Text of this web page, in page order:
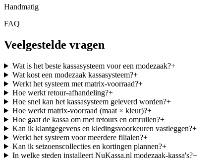
Handmatig
FAQ
Veelgestelde vragen
Wat is het beste kassasysteem voor een modezaak?+
Wat kost een modezaak kassasysteem?+
Werkt het systeem met matrix-voorraad?+
Hoe werkt retour-afhandeling?+
Hoe snel kan het kassasysteem geleverd worden?+
Hoe werkt matrix-voorraad (maat × kleur)?+
Hoe gaat de kassa om met retours en omruilen?+
Kan ik klantgegevens en kledings­voorkeuren vastleggen?+
Werkt het systeem voor meerdere filialen?+
Kan ik seizoens­collecties en kortingen plannen?+
In welke steden installeert NuKassa.nl modezaak-kassa's?+